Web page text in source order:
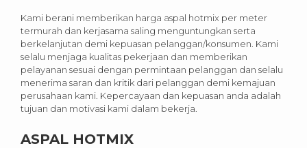
Kami berani memberikan harga aspal hotmix per meter
termurah dan kerjasama saling menguntungkan serta
berkelanjutan demi kepuasan pelanggan/konsumen. Kami
selalu menjaga kualitas pekerjaan dan memberikan
pelayanan sesuai dengan permintaan pelanggan dan selalu
menerima saran dan kritik dari pelanggan demi kemajuan
perusahaan kami. Kepercayaan dan kepuasan anda adalah
tujuan dan motivasi kami dalam bekerja.
ASPAL HOTMIX